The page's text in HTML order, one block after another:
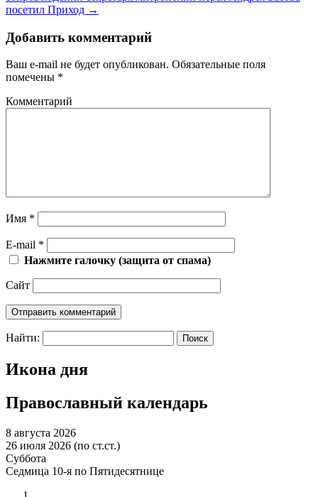
посетил Приход →
Добавить комментарий
Ваш e-mail не будет опубликован. Обязательные поля
помечены *
Комментарий
Имя *
E-mail *
Нажмите галочку (защита от спама)
Сайт
Найти:
Икона дня
Православный календарь
8 августа 2026
26 июля 2026 (по ст.ст.)
Суббота
Седмица 10-я по Пятидесятнице